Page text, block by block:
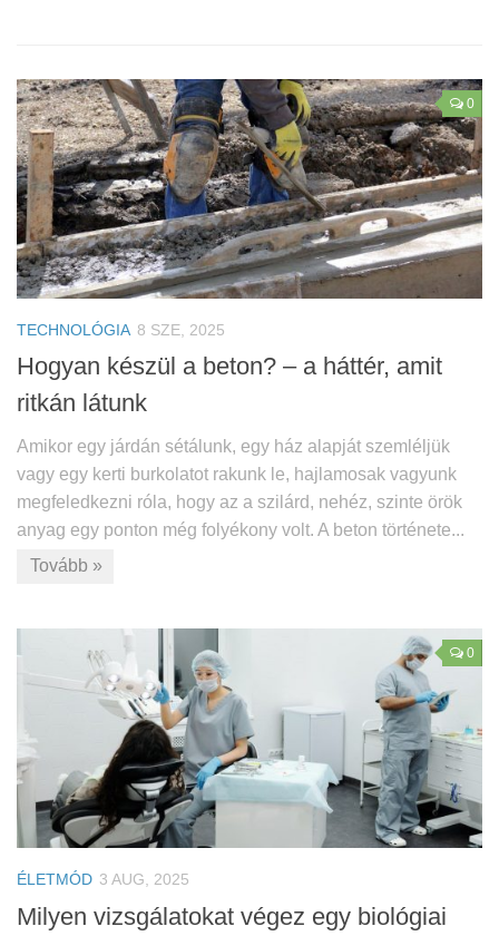
0
TECHNOLÓGIA 8 SZE, 2025
Hogyan készül a beton? – a háttér, amit
ritkán látunk
Amikor egy járdán sétálunk, egy ház alapját szemléljük
vagy egy kerti burkolatot rakunk le, hajlamosak vagyunk
megfeledkezni róla, hogy az a szilárd, nehéz, szinte örök
anyag egy ponton még folyékony volt. A beton története...
Tovább »
0
ÉLETMÓD 3 AUG, 2025
Milyen vizsgálatokat végez egy biológiai